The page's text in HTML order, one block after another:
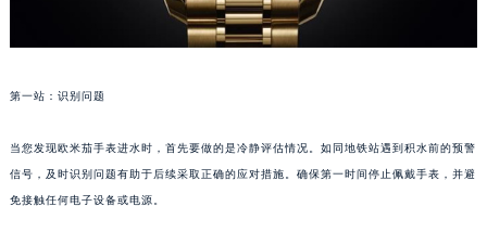
第一站：识别问题
当您发现欧米茄手表进水时，首先要做的是冷静评估情况。如同地铁站遇到积水前的预警
信号，及时识别问题有助于后续采取正确的应对措施。确保第一时间停止佩戴手表，并避
免接触任何电子设备或电源。